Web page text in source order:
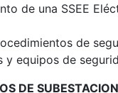
de una SSEE
de
y equipos de
DE